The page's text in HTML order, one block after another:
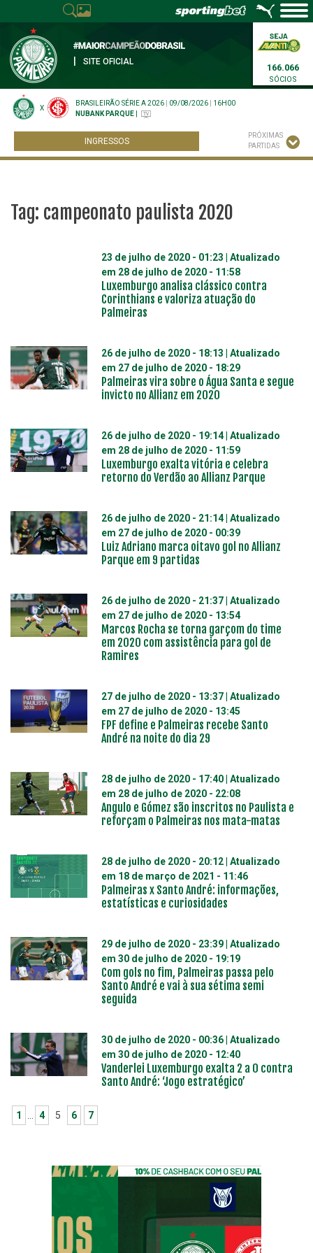
SITE OFICIAL
166.066
SÓCIOS
X
BRASILEIRÃO SÉRIE A 2026 09/08/2026
16H00
NUBANK PARQUE
INGRESSOS
PRÓXIMAS
PARTIDAS
Tag: campeonato paulista 2020
23 de julho de 2020 - 01:23 | Atualizado
em 28 de julho de 2020 - 11:58
Luxemburgo analisa clássico contra
Corinthians e valoriza atuação do
Palmeiras
26 de julho de 2020 - 18:13 | Atualizado
em 27 de julho de 2020 - 18:29
Palmeiras vira sobre o Água Santa e segue
invicto no Allianz em 2020
26 de julho de 2020 - 19:14| Atualizado
em 28 de julho de 2020 - 11:59
Luxemburgo exalta vitória e celebra
retorno do Verdão ao Allianz Parque
26 de julho de 2020 - 21:14| Atualizado
em 27 de julho de 2020 - 00:39
Luiz Adriano marca oitavo gol no Allianz
Parque em 9 partidas
26 de julho de 2020 - 21:37 | Atualizado
em 27 de julho de 2020 - 13:54
Marcos Rocha se torna garçom do time
em 2020 com assistência para gol de
Ramires
27 de julho de 2020 - 13:37 | Atualizado
em 27 de julho de 2020 - 13:45
FPF define e Palmeiras recebe Santo
André na noite do dia 29
28 de julho de 2020 - 17:40 | Atualizado
em 28 de julho de 2020 - 22:08
Angulo e Gómez são inscritos no Paulista e
reforçam o Palmeiras nos mata-matas
28 de julho de 2020 - 20:12 | Atualizado
em 18 de março de 2021 - 11:46
Palmeiras x Santo André: informações,
estatísticas e curiosidades
29 de julho de 2020 - 23:39 | Atualizado
em 30 de julho de 2020 - 19:19
Com gols no fim, Palmeiras passa pelo
Santo André e vai à sua sétima semi
seguida
30 de julho de 2020 - 00:36 | Atualizado
em 30 de julho de 2020 - 12:40
Vanderlei Luxemburgo exalta 2 a 0 contra
Santo André: ‘Jogo estratégico’
1 4 5 6 7